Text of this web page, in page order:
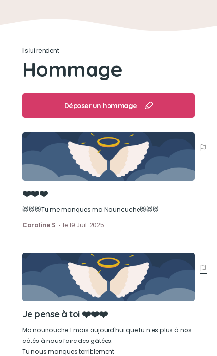
Ils lui rendent
Hommage
Déposer un hommage
❤️❤️❤️
😻😻😻Tu me manques ma Nounouche😻😻😻
Caroline S
le 19 Juil. 2025
Je pense à toi ❤️❤️❤️
Ma nounouche 1 mois aujourd'hui que tu n es plus à nos
côtés à nous faire des gâtées.
Tu nous manques terriblement